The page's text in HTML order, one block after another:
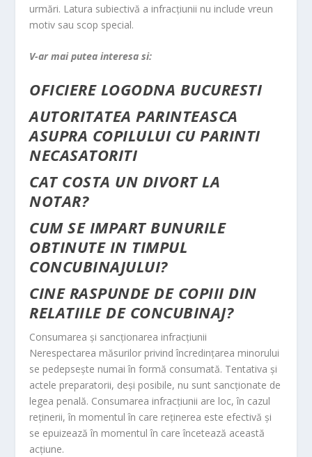
urmări. Latura subiectivă a infracţiunii nu include vreun
motiv sau scop special.
V-ar mai putea interesa si:
OFICIERE LOGODNA BUCURESTI
AUTORITATEA PARINTEASCA
ASUPRA COPILULUI CU PARINTI
NECASATORITI
CAT COSTA UN DIVORT LA
NOTAR?
CUM SE IMPART BUNURILE
OBTINUTE IN TIMPUL
CONCUBINAJULUI?
CINE RASPUNDE DE COPIII DIN
RELATIILE DE CONCUBINAJ?
Consumarea şi sancţionarea infracţiunii
Nerespectarea măsurilor privind încredinţarea minorului
se pedepseşte numai în formă consumată. Tentativa şi
actele preparatorii, deşi posibile, nu sunt sancţionate de
legea penală. Consumarea infracţiunii are loc, în cazul
reţinerii, în momentul în care reţinerea este efectivă şi
se epuizează în momentul în care încetează această
acţiune.